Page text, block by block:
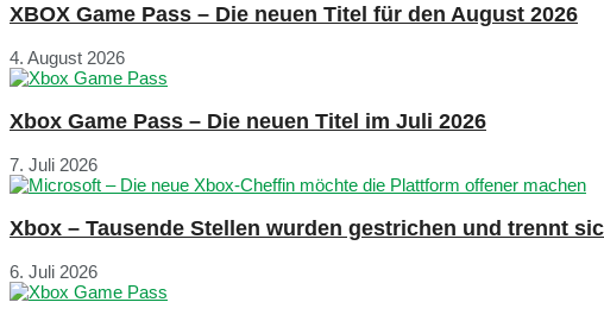
XBOX Game Pass – Die neuen Titel für den August 2026
4. August 2026
Xbox Game Pass – Die neuen Titel im Juli 2026
7. Juli 2026
Xbox – Tausende Stellen wurden gestrichen und trennt
6. Juli 2026